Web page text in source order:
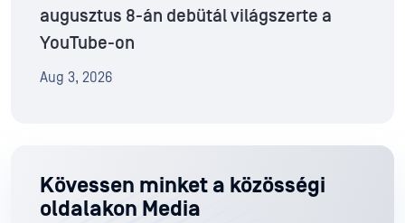
augusztus 8-án debütál világszerte a
YouTube-on
Aug 3, 2026
Kövessen minket a közösségi
oldalakon Media